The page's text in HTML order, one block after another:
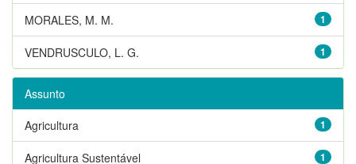
1
MORALES, M. M.
1
VENDRUSCULO, L. G.
Assunto
1
Agricultura
1
Agricultura Sustentável